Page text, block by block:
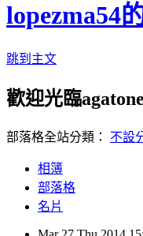
lopezma54
跳到主文
歡迎光臨
部落格全站分類： 不設
相簿
部落格
名片